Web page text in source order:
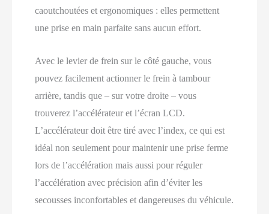
caoutchoutées et ergonomiques : elles permettent
une prise en main parfaite sans aucun effort.
Avec le levier de frein sur le côté gauche, vous
pouvez facilement actionner le frein à tambour
arrière, tandis que – sur votre droite – vous
trouverez l’accélérateur et l’écran LCD.
L’accélérateur doit être tiré avec l’index, ce qui est
idéal non seulement pour maintenir une prise ferme
lors de l’accélération mais aussi pour réguler
l’accélération avec précision afin d’éviter les
secousses inconfortables et dangereuses du véhicule.